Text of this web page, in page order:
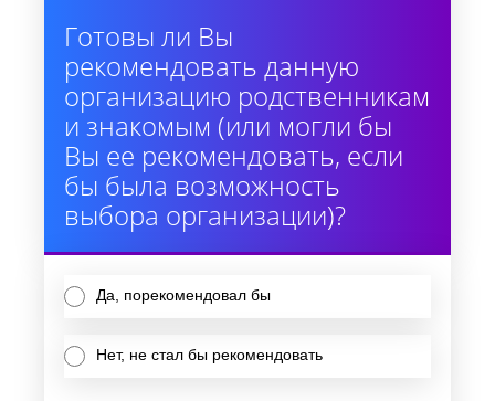
Готовы ли Вы
рекомендовать данную
организацию родственникам
и знакомым (или могли бы
Вы ее рекомендовать, если
бы была возможность
выбора организации)?
Да, порекомендовал бы
Нет, не стал бы рекомендовать